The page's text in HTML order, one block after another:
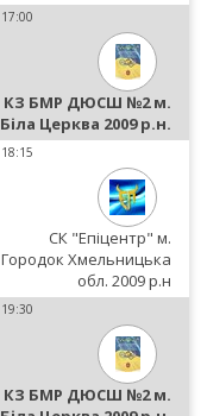
17:00
КЗ БМР ДЮСШ №2 м.
Біла Церква 2009 р.н.
18:15
СК "Епіцентр" м.
Городок Хмельницька
обл. 2009 р.н
19:30
КЗ БМР ДЮСШ №2 м.